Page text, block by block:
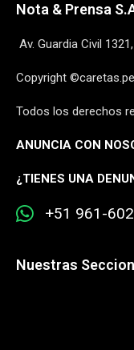
Nota & Prensa
Av. Guardia Civil
Copyright
Todos los derechos
ANUNCIA CON
¿TIENES UNA
+51 961-
Nuestras